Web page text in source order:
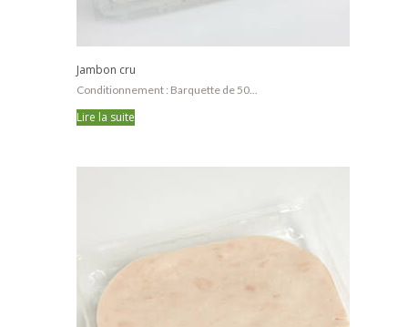
Jambon cru
Conditionnement : Barquette de 50...
Lire la suite